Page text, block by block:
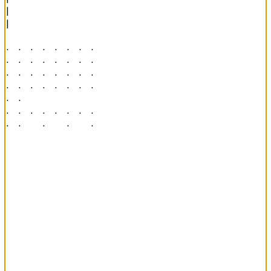
|
|
· · · · · · · ·
· · · · · · · ·
· · · · · · · ·
· · · · · · · ·
· ·
· · · · · · · ·
· ·   ·   ·   ·